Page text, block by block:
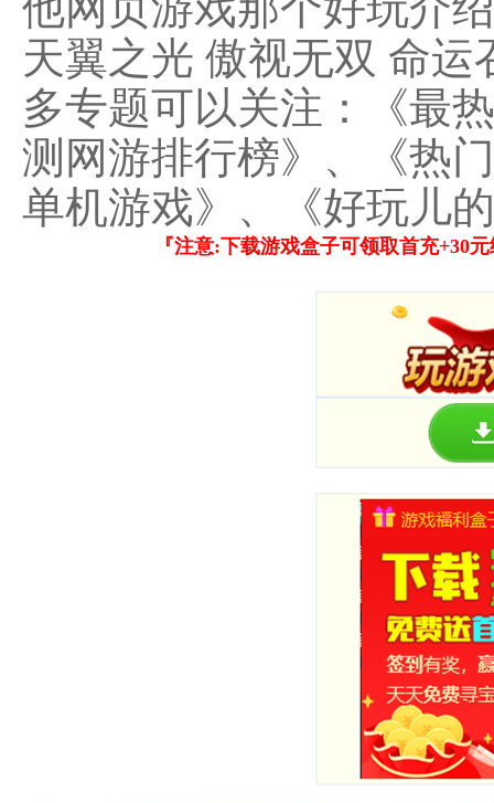
天翼之光 傲视无双 命
多专题可以关注：《最
测网游排行榜》、《热
单机游戏》、《好玩儿
『注意:下载游戏盒子可领取首充+30